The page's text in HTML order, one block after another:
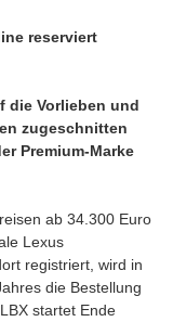
reserviert
die Vorlieben und
zugeschnitten
Premium-Marke
ab 34.300 Euro
Lexus
registriert, wird in
die Bestellung
startet Ende